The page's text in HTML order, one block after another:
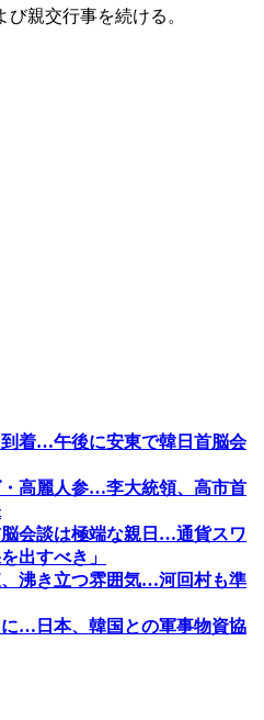
親交行事を続ける。
着…午後に安東で韓日首脳会
高麗人参…李大統領、高市首
会談は極端な親日…通貨スワ
出すべき」
沸き立つ雰囲気…河回村も準
に…日本、韓国との軍事物資協